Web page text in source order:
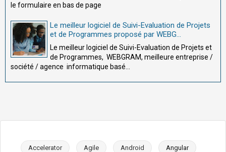
le formulaire en bas de page
Le meilleur logiciel de Suivi-Evaluation de Projets
et de Programmes proposé par WEBG...
Le meilleur logiciel de Suivi-Evaluation de Projets et
de Programmes, WEBGRAM, meilleure entreprise /
société / agence informatique basé...
Accelerator Agile Android Angular